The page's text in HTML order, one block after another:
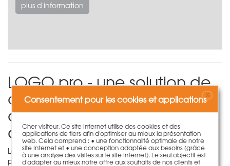
plus d'information
LOGO.pro - une solution de
coffrage innovante avec
des tiges manœuvrables
d'un seul côté
La technologie d'ancrage unilatéral utilisée dans LOGO.pro
permet que les points d'ancrage soient actionnés par une
Consentement pour les cookies et applicationsX
Cher visiteur, Ce site Internet utilise des cookies et des
applications de tiers afin d'optimiser au mieux la présentation
web. Cela comprend : • une fonctionnalité optimale de notre
site Internet et • une conception adaptée aux besoins (grâce
à une analyse des visites sur le site Internet). Le seul objectif est
d'adapter au mieux notre offre aux souhaits de nos clients et